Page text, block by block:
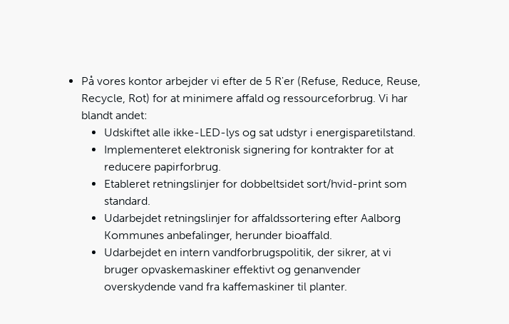
På vores kontor arbejder vi efter de 5 R'er (Refuse, Reduce, Reuse,
Recycle, Rot) for at minimere affald og ressourceforbrug. Vi har
blandt andet:
Udskiftet alle ikke-LED-lys og sat udstyr i energisparetilstand.
Implementeret elektronisk signering for kontrakter for at
reducere papirforbrug.
Etableret retningslinjer for dobbeltsidet sort/hvid-print som
standard.
Udarbejdet retningslinjer for affaldssortering efter Aalborg
Kommunes anbefalinger, herunder bioaffald.
Udarbejdet en intern vandforbrugspolitik, der sikrer, at vi
bruger opvaskemaskiner effektivt og genanvender
overskydende vand fra kaffemaskiner til planter.